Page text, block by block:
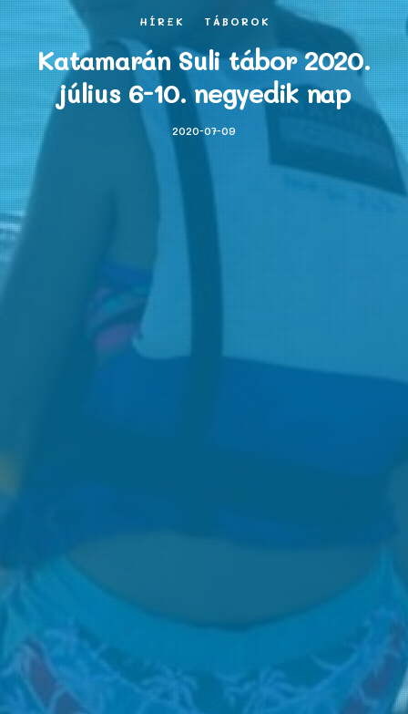
HÍREK TÁBOROK
Katamarán Suli tábor 2020.
július 6-10. negyedik nap
2020-07-09